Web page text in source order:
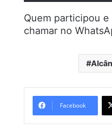
Quem participou
chamar no
Facebook